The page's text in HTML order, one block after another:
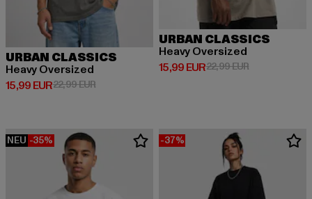
URBAN CLASSICS
Heavy Oversized
15,99 EUR
Derzeitiger Preis: 15,99 EUR
22,99 EURAktionspreis: 22,99 EUR
URBAN CLASSICS
Heavy Oversized
15,99 EUR
Derzeitiger Preis: 15,99 EUR
22,99 EURAktionspreis:
NEU -35% -37%